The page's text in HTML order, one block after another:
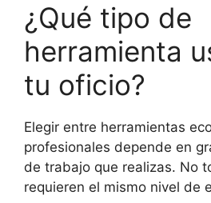
¿Qué tipo de
herramienta
tu oficio?
Elegir entre herramientas
profesionales depende en
de trabajo que realizas. No
requieren el mismo nivel de